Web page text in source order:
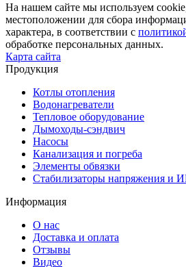
На нашем сайте мы используем
местоположении для сбора
характера, в соответствии с
обработке персональных данных.
Карта сайта
Продукция
Котлы отопления
Водонагреватели
Тепловое оборудование
Дымоходы-сэндвич
Насосы
Канализация и погреба
Элементы обвязки
Стабилизаторы напряжения и
Информация
О нас
Доставка и оплата
Отзывы
Видео